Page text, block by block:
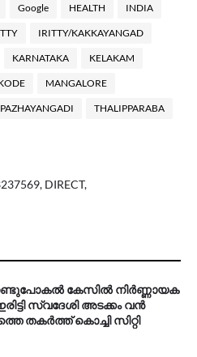
Google HEALTH INDIA
IRITTY/KAKKAYANGAD
KARNATAKA KELAKAM
MANGALORE
PAZHAYANGADI THALIPPARABA
DIRECT,
കേസിൽ നിർണ്ണായക
സ്വദേശി അടക്കം വൻ
തകർത്ത് കൊച്ചി സിറ്റി